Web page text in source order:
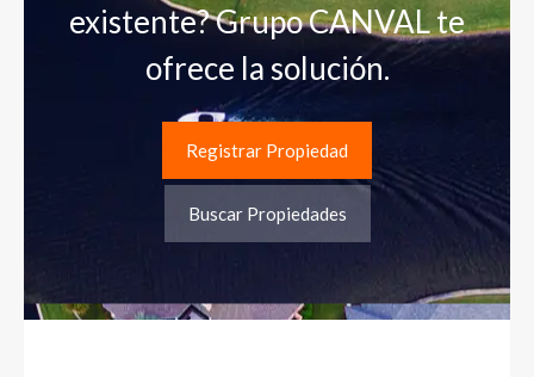
existente? Grupo CANVAL te
ofrece la solución.
Registrar Propiedad
Buscar Propiedades